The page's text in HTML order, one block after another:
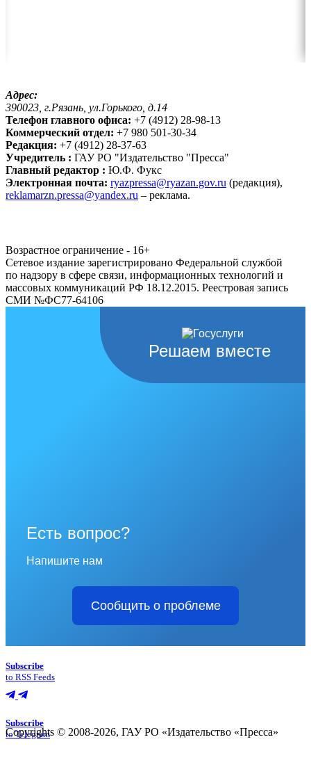
Адрес:
390023, г.Рязань, ул.Горького, д.14
Телефон главного офиса: +7 (4912) 28-98-13
Коммерческий отдел: +7 980 501-30-34
Редакция: +7 (4912) 28-37-63
Учредитель : ГАУ РО "Издательство "Пресса"
Главный редактор : Ю.Ф. Фукс
Электронная почта: ryazpressa@ryazan.gov.ru (редакция),
reklamarzn.pressa@yandex.ru – реклама.
Возрастное ограничение - 16+
Сетевое издание зарегистрировано Федеральной службой
по надзору в сфере связи, информационных технологий и
массовых коммуникаций РФ 18.12.2015. Реестровая запись
СМИ №ФС77-64106
Решаем вместе
Есть вопрос?
Напишите нам
Сообщить о проблеме
Subscribe
to RSS Feeds
Subscribe
to Telegram
Copyrights © 2008-2026, ГАУ РО «Издательство «Пресса»